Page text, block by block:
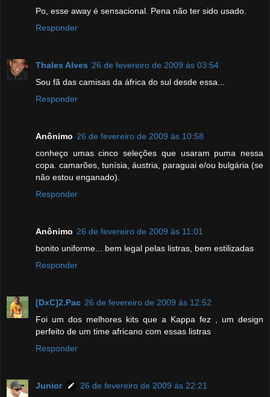
Po, esse away é sensacional. Pena não ter sido usado.
Responder
Thales Alves 26 de fevereiro de 2009 às 03:54
Sou fã das camisas da áfrica do sul desde essa...
Responder
Anônimo 26 de fevereiro de 2009 às 10:58
conheço umas cinco seleções que usaram puma nessa
copa. camarões, tunísia, áustria, paraguai e/ou bulgária (se
não estou enganado).
Responder
Anônimo 26 de fevereiro de 2009 às 11:01
bonito uniforme... bem legal pelas listras, bem estilizadas
Responder
[DxC]2.Pac 26 de fevereiro de 2009 às 12:52
Foi um dos melhores kits que a Kappa fez , um design
perfeito de um time africano com essas listras
Responder
Junior
26 de fevereiro de 2009 às 22:21